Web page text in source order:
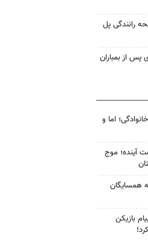
رانندگی پل
پس از بمباران
اما و
کشور در ۷۲ ساعت آینده؛ موج
همسایگان
بازیکن